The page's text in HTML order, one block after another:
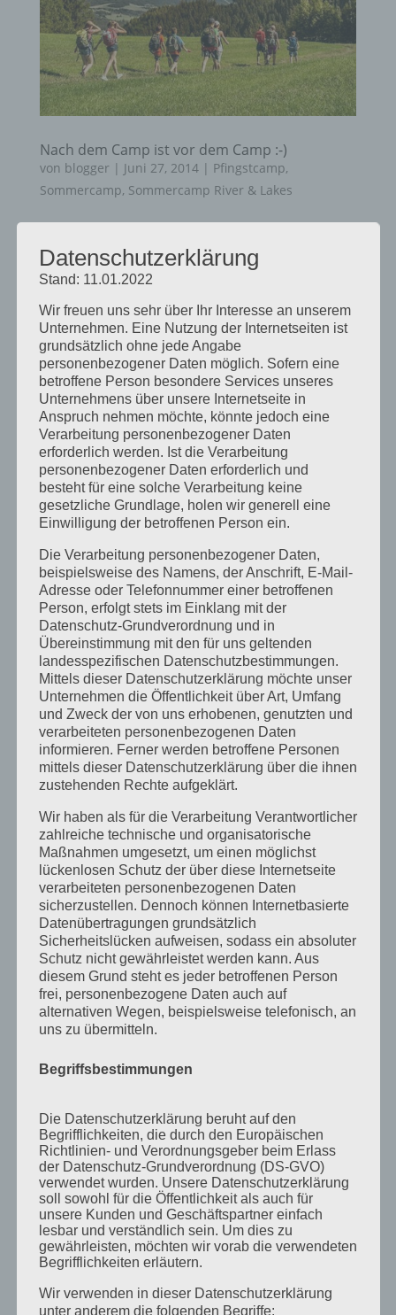
Nach dem Camp ist vor dem Camp :-)
von blogger | Juni 27, 2014| Pfingstcamp,
Sommercamp, Sommercamp River & Lakes
preparing our summer camps. The Mountains I
– Camp is fully booked, but there is a waiting
Kanucamps Lakes I and II are now gradually
filling up.
Sprachcamp Allgäu – Impressionen aus 2013
für mehr Lust auf Englisch 2014 :-)
vonkathrin|Jan. 21, 2014|Herbstcamp,
Kleinwalsertal Englischcamp,Ostercamp,
Pfingstcamp,Schulcamp,Segelcamp, Sommercamp,
Sommercamp River & Lakes
The booking season is in full swing and in
between we would like to show you a video
again.
« Ältere Einträge Nächste Einträge »
Neueste Beiträge
Schulcamps unter dem Motto: American vs.
Britsh English
Unser Camp macht Pause
Unser Englischcamp Team stellt sich vor – Kyle
Herbstcamp im Indian Summer
Unser Rivers and Lakes Camp
Neueste Kommentare
Katrin JostzuKletterwald auf Englisch
Christine NeuhauszuKletterwald auf Englisch
Senior boys!
Datenschutzerklärung
Stand: 11.01.2022
Wir freuen uns sehr über Ihr Interesse an unserem
Unternehmen. Eine Nutzung der Internetseiten ist
grundsätzlich ohne jede Angabe
personenbezogener Daten möglich. Sofern eine
betroffene Person besondere Services unseres
Unternehmens über unsere Internetseite in
Anspruch nehmen möchte, könnte jedoch eine
Verarbeitung personenbezogener Daten
erforderlich werden. Ist die Verarbeitung
personenbezogener Daten erforderlich und
besteht für eine solche Verarbeitung keine
gesetzliche Grundlage, holen wir generell eine
Einwilligung der betroffenen Person ein.
Die Verarbeitung personenbezogener Daten,
beispielsweise des Namens, der Anschrift, E-Mail-
Adresse oder Telefonnummer einer betroffenen
Person, erfolgt stets im Einklang mit der
Datenschutz-Grundverordnung und in
Übereinstimmung mit den für uns geltenden
landesspezifischen Datenschutzbestimmungen.
Mittels dieser Datenschutzerklärung möchte unser
Unternehmen die Öffentlichkeit über Art, Umfang
und Zweck der von uns erhobenen, genutzten und
verarbeiteten personenbezogenen Daten
informieren. Ferner werden betroffene Personen
mittels dieser Datenschutzerklärung über die ihnen
zustehenden Rechte aufgeklärt.
Wir haben als für die Verarbeitung Verantwortlicher
zahlreiche technische und organisatorische
Maßnahmen umgesetzt, um einen möglichst
lückenlosen Schutz der über diese Internetseite
verarbeiteten personenbezogenen Daten
sicherzustellen. Dennoch können Internetbasierte
Datenübertragungen grundsätzlich
Sicherheitslücken aufweisen, sodass ein absoluter
Schutz nicht gewährleistet werden kann. Aus
diesem Grund steht es jeder betroffenen Person
frei, personenbezogene Daten auch auf
alternativen Wegen, beispielsweise telefonisch, an
uns zu übermitteln.
Begriffsbestimmungen
Die Datenschutzerklärung beruht auf den
Begrifflichkeiten, die durch den Europäischen
Richtlinien- und Verordnungsgeber beim Erlass
der Datenschutz-Grundverordnung (DS-GVO)
verwendet wurden. Unsere Datenschutzerklärung
soll sowohl für die Öffentlichkeit als auch für
unsere Kunden und Geschäftspartner einfach
lesbar und verständlich sein. Um dies zu
gewährleisten, möchten wir vorab die verwendeten
Begrifflichkeiten erläutern.
Wir verwenden in dieser Datenschutzerklärung
unter anderem die folgenden Begriffe: